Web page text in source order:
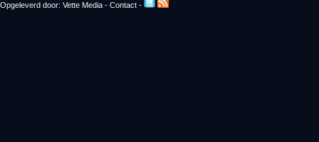
Opgeleverd door: Vette Media - Contact -